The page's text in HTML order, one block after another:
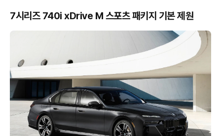
7시리즈 740i xDrive M 스포츠 패키지 기본 제원